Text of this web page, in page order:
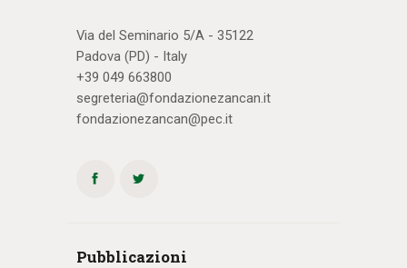
Via del Seminario 5/A - 35122
Padova (PD) - Italy
+39 049 663800
segreteria@fondazionezancan.it
fondazionezancan@pec.it
Pubblicazioni